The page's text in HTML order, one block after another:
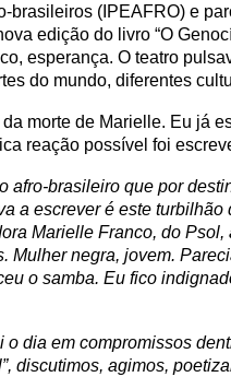
brasileiros (IPEAFRO) e
edição do livro “O
esperança. O teatro
do mundo, diferentes
morte de Marielle. Eu já
reação possível foi
afro-brasileiro que por
a escrever é este
Marielle Franco, do
Mulher negra, jovem.
o samba. Eu fico
o dia em compromissos
discutimos, agimos,